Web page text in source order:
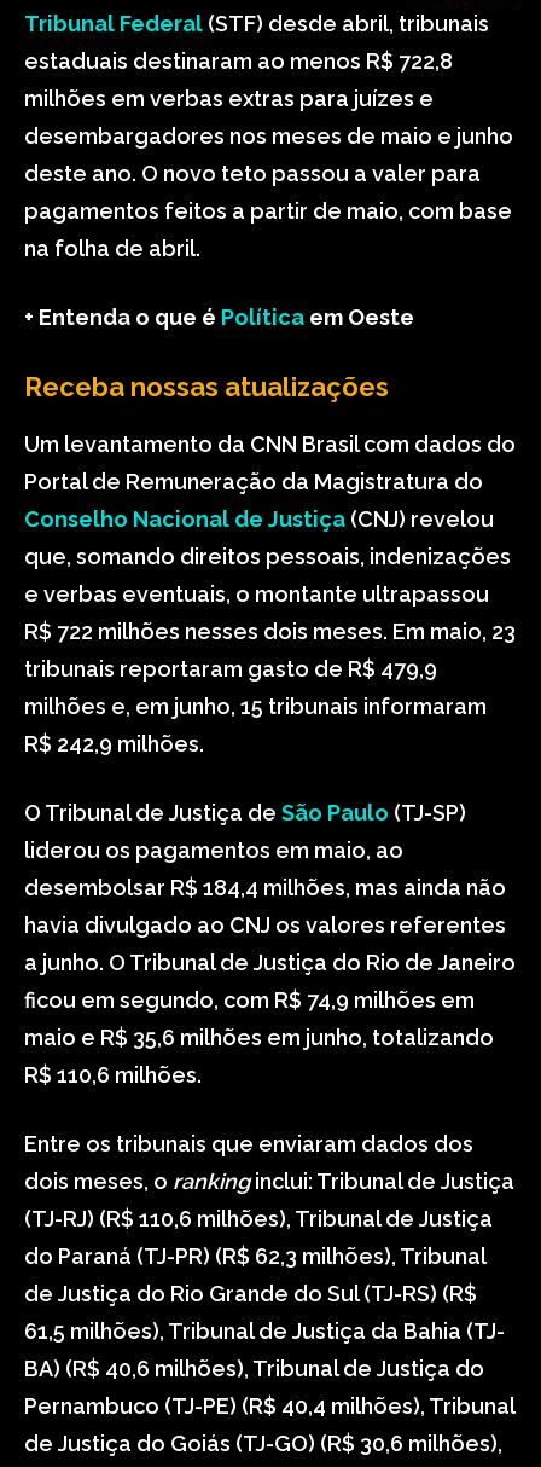
Tribunal Federal (STF) desde abril, tribunais
estaduais destinaram ao menos R$ 722,8
milhões em verbas extras para juízes e
desembargadores nos meses de maio e junho
deste ano. O novo teto passou a valer para
pagamentos feitos a partir de maio, com base
na folha de abril.
+ Entenda o que é Política em Oeste
Receba nossas atualizações
Um levantamento da CNN Brasil com dados do
Portal de Remuneração da Magistratura do
Conselho Nacional de Justiça (CNJ) revelou
que, somando direitos pessoais, indenizações
e verbas eventuais, o montante ultrapassou
R$ 722 milhões nesses dois meses. Em maio, 23
tribunais reportaram gasto de R$ 479,9
milhões e, em junho, 15 tribunais informaram
R$ 242,9 milhões.
O Tribunal de Justiça de São Paulo (TJ-SP)
liderou os pagamentos em maio, ao
desembolsar R$ 184,4 milhões, mas ainda não
havia divulgado ao CNJ os valores referentes
a junho. O Tribunal de Justiça do Rio de Janeiro
ficou em segundo, com R$ 74,9 milhões em
maio e R$ 35,6 milhões em junho, totalizando
R$ 110,6 milhões.
Entre os tribunais que enviaram dados dos
dois meses, o rankinginclui: Tribunal de Justiça
(TJ-RJ) (R$ 110,6 milhões), Tribunal de Justiça
do Paraná (TJ-PR) (R$ 62,3 milhões), Tribunal
de Justiça do Rio Grande do Sul (TJ-RS) (R$
61,5 milhões), Tribunal de Justiça da Bahia (TJ-
BA) (R$ 40,6 milhões), Tribunal de Justiça do
Pernambuco (TJ-PE) (R$ 40,4 milhões), Tribunal
de Justiça do Goiás (TJ-GO) (R$ 30,6 milhões),